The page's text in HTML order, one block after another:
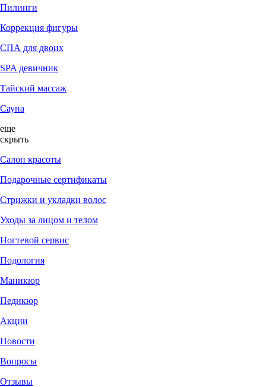
Пилинги
Коррекция фигуры
СПА для двоих
SPA девичник
Тайский массаж
Сауна
еще
скрыть
Салон красоты
Подарочные сертификаты
Стрижки и укладки волос
Уходы за лицом и телом
Ногтевой сервис
Подология
Маникюр
Педикюр
Акции
Новости
Вопросы
Отзывы